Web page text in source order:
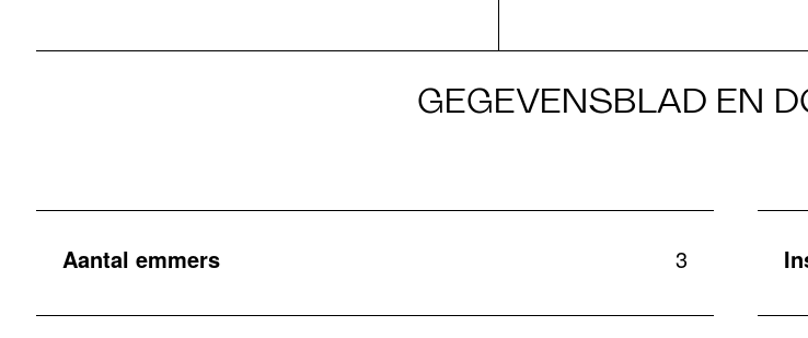
GEGEVENSBLAD EN
Aantal emmers 3